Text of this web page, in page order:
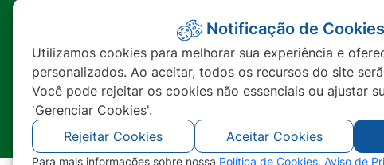
Ouvidoria
SIC
Notificação de Cookies
Utilizamos cookies para melhorar sua experiência e
personalizados. Ao aceitar, todos os recursos do site
Você pode rejeitar os cookies não essenciais ou ajustar
'Gerenciar Cookies'.
Rejeitar Cookies
Aceitar Cookies
Para mais informações sobre nossa Política de Cookies, Aviso de